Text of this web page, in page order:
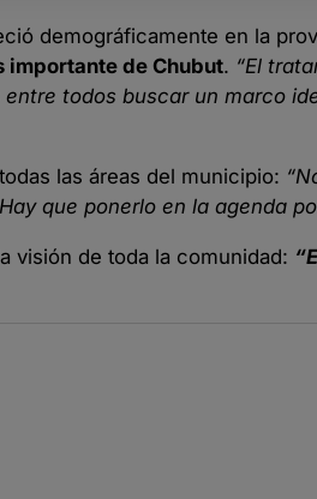
demográficamente en la
importante de Chubut. “El
todos buscar un marco
las áreas del municipio:
que ponerlo en la agenda
visión de toda la comunidad: